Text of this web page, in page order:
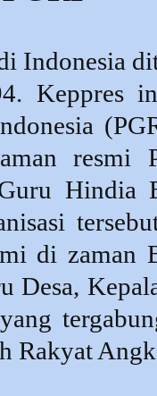
Indonesia
Keppres
resmi
Hindia
di zaman
Desa,
Rakyat